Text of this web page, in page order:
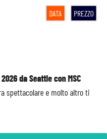
da Seattle con MSC
spettacolare e molto altro ti
DATA PREZZO